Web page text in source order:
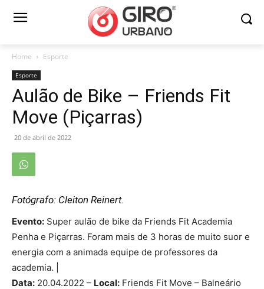
Home Esporte
Esporte
Aulão de Bike – Friends Fit
Move (Piçarras)
20 de abril de 2022
Fotógrafo: Cleiton Reinert.
Evento: Super aulão de bike da Friends Fit Academia
Penha e Piçarras. Foram mais de 3 horas de muito suor e
energia com a animada equipe de professores da
academia. |
Data: 20.04.2022 – Local: Friends Fit Move – Balneário